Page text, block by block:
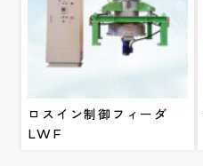
ロスイン制御フィーダ
LWF